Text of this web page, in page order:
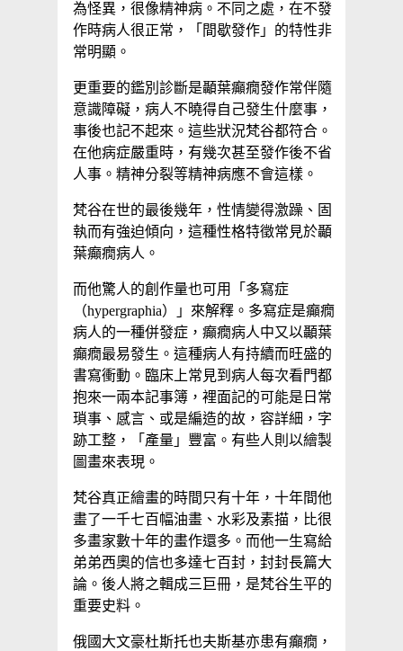
為怪異，很像精神病。不同之處，在不發
作時病人很正常，「間歇發作」的特性非
常明顯。
更重要的鑑別診斷是顳葉癲癇發作常伴隨
意識障礙，病人不曉得自己發生什麼事，
事後也記不起來。這些狀況梵谷都符合。
在他病症嚴重時，有幾次甚至發作後不省
人事。精神分裂等精神病應不會這樣。
梵谷在世的最後幾年，性情變得激躁、固
執而有強迫傾向，這種性格特徵常見於顳
葉癲癇病人。
而他驚人的創作量也可用「多寫症
（hypergraphia）」來解釋。多寫症是癲癇
病人的一種併發症，癲癇病人中又以顳葉
癲癇最易發生。這種病人有持續而旺盛的
書寫衝動。臨床上常見到病人每次看門都
抱來一兩本記事簿，裡面記的可能是日常
瑣事、感言、或是編造的故，容詳細，字
跡工整，「產量」豐富。有些人則以繪製
圖畫來表現。
梵谷真正繪畫的時間只有十年，十年間他
畫了一千七百幅油畫、水彩及素描，比很
多畫家數十年的畫作還多。而他一生寫給
弟弟西奧的信也多達七百封，封封長篇大
論。後人將之輯成三巨冊，是梵谷生平的
重要史料。
俄國大文豪杜斯托也夫斯基亦患有癲癇，